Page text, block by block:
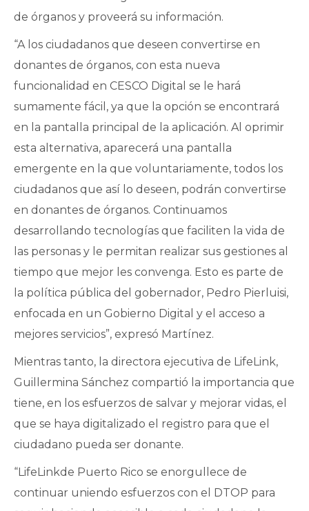
de órganos y proveerá su información.
“A los ciudadanos que deseen convertirse en
donantes de órganos, con esta nueva
funcionalidad en CESCO Digital se le hará
sumamente fácil, ya que la opción se encontrará
en la pantalla principal de la aplicación. Al oprimir
esta alternativa, aparecerá una pantalla
emergente en la que voluntariamente, todos los
ciudadanos que así lo deseen, podrán convertirse
en donantes de órganos. Continuamos
desarrollando tecnologías que faciliten la vida de
las personas y le permitan realizar sus gestiones al
tiempo que mejor les convenga. Esto es parte de
la política pública del gobernador, Pedro Pierluisi,
enfocada en un Gobierno Digital y el acceso a
mejores servicios”, expresó Martínez.
Mientras tanto, la directora ejecutiva de LifeLink,
Guillermina Sánchez compartió la importancia que
tiene, en los esfuerzos de salvar y mejorar vidas, el
que se haya digitalizado el registro para que el
ciudadano pueda ser donante.
“LifeLinkde Puerto Rico se enorgullece de
continuar uniendo esfuerzos con el DTOP para